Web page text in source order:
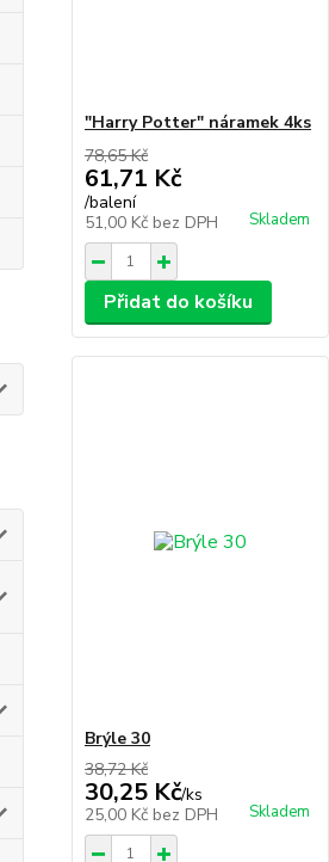
"Harry Potter" náramek 4ks
78,65 Kč
61,71 Kč
/balení
51,00 Kč bez DPH Skladem
Přidat do košíku
Brýle 30
38,72 Kč
30,25 Kč/ks
25,00 Kč bez DPH Skladem